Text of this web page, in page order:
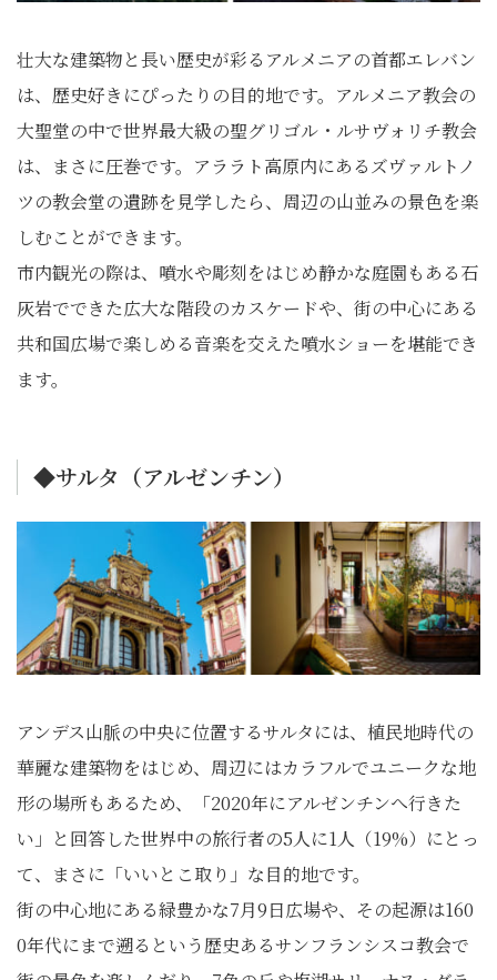
壮大な建築物と長い歴史が彩るアルメニアの首都エレバン
は、歴史好きにぴったりの目的地です。アルメニア教会の
大聖堂の中で世界最大級の聖グリゴル・ルサヴォリチ教会
は、まさに圧巻です。アララト高原内にあるズヴァルトノ
ツの教会堂の遺跡を見学したら、周辺の山並みの景色を楽
しむことができます。
市内観光の際は、噴水や彫刻をはじめ静かな庭園もある石
灰岩でできた広大な階段のカスケードや、街の中心にある
共和国広場で楽しめる音楽を交えた噴水ショーを堪能でき
ます。
◆サルタ（アルゼンチン）
アンデス山脈の中央に位置するサルタには、植民地時代の
華麗な建築物をはじめ、周辺にはカラフルでユニークな地
形の場所もあるため、「2020年にアルゼンチンへ行きた
い」と回答した世界中の旅行者の5人に1人（19%）にとっ
て、まさに「いいとこ取り」な目的地です。
街の中心地にある緑豊かな7月9日広場や、その起源は160
0年代にまで遡るという歴史あるサンフランシスコ教会で